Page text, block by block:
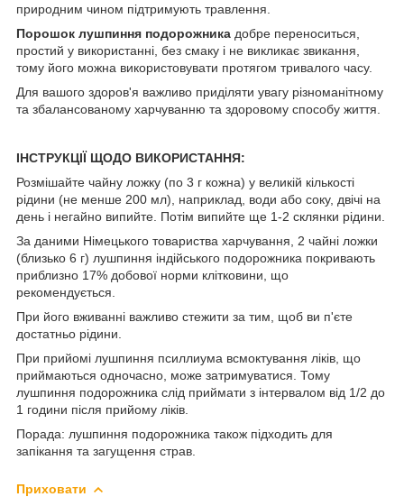
природним чином підтримують травлення.
Порошок лушпиння подорожника добре переноситься,
простий у використанні, без смаку і не викликає звикання,
тому його можна використовувати протягом тривалого часу.
Для вашого здоров'я важливо приділяти увагу різноманітному
та збалансованому харчуванню та здоровому способу життя.
ІНСТРУКЦІЇ ЩОДО ВИКОРИСТАННЯ:
Розмішайте чайну ложку (по 3 г кожна) у великій кількості
рідини (не менше 200 мл), наприклад, води або соку, двічі на
день і негайно випийте. Потім випийте ще 1-2 склянки рідини.
За даними Німецького товариства харчування, 2 чайні ложки
(близько 6 г) лушпиння індійського подорожника покривають
приблизно 17% добової норми клітковини, що
рекомендується.
При його вживанні важливо стежити за тим, щоб ви п'єте
достатньо рідини.
При прийомі лушпиння псиллиума всмоктування ліків, що
приймаються одночасно, може затримуватися. Тому
лушпиння подорожника слід приймати з інтервалом від 1/2 до
1 години після прийому ліків.
Порада: лушпиння подорожника також підходить для
запікання та загущення страв.
Приховати